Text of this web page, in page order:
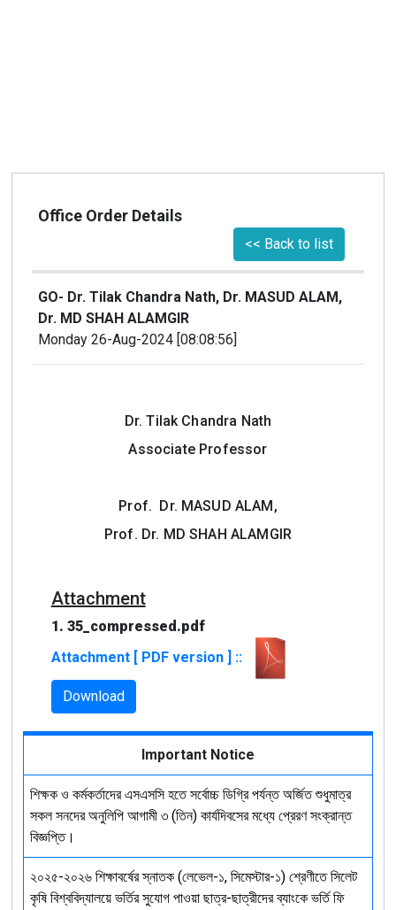
Office Order Details
<< Back to list
GO- Dr. Tilak Chandra Nath, Dr. MASUD ALAM,
Dr. MD SHAH ALAMGIR
Monday 26-Aug-2024 [08:08:56]
Dr. Tilak Chandra Nath
Associate Professor
Prof. Dr. MASUD ALAM,
Prof. Dr. MD SHAH ALAMGIR
Attachment
1. 35_compressed.pdf
Attachment [ PDF version ] ::
Download
Important Notice
শিক্ষক ও কর্মকর্তাদের এসএসসি হতে সর্বোচ্চ ডিগ্রি পর্যন্ত অর্জিত শুধুমাত্র
সকল সনদের অনুলিপি আগামী ৩ (তিন) কার্যদিবসের মধ্যে প্রেরণ সংক্রান্ত
বিজ্ঞপ্তি।
২০২৫-২০২৬ শিক্ষাবর্ষের স্নাতক (লেভেল-১, সিমেস্টার-১) শ্রেণীতে সিলেট
কৃষি বিশ্ববিদ্যালয়ে ভর্তির সুযোগ পাওয়া ছাত্র-ছাত্রীদের ব্যাংকে ভর্তি ফি